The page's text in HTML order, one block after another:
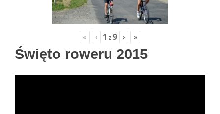
« ‹ 1 z9 › »
Święto roweru 2015